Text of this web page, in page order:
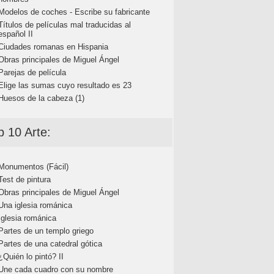
de coches - Escribe su fabricante
de películas mal traducidas al
II
romanas en Hispania
principales de Miguel Ángel
de película
las sumas cuyo resultado es 23
de la cabeza (1)
10 Arte:
(Fácil)
de pintura
principales de Miguel Ángel
iglesia románica
románica
de un templo griego
de una catedral gótica
lo pintó? II
cada cuadro con su nombre